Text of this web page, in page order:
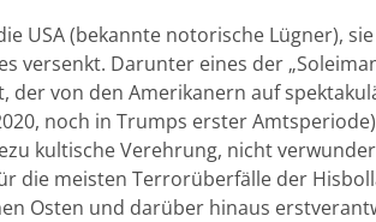
USA (bekannte notorische Lügner),
versenkt. Darunter eines der
der von den Amerikanern auf
noch in Trumps erster
kultische Verehrung, nicht
die meisten Terrorüberfälle der
Osten und darüber hinaus